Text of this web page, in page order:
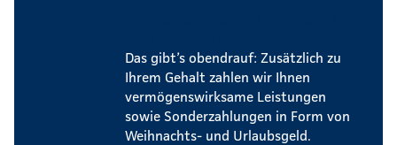
Das gibt’s obendrauf: Zusätzlich zu
Ihrem Gehalt zahlen wir Ihnen
vermögenswirksame Leistungen
sowie Sonderzahlungen in Form von
Weihnachts- und Urlaubsgeld.